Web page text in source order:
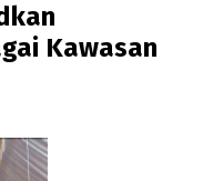
Kawasan